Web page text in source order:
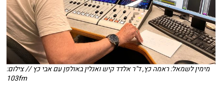
מימין לשמאל: ראמה כץ, ד"ר אלדד קיש ואנלין באולפן עם אבי כץ // צילום:
103fm